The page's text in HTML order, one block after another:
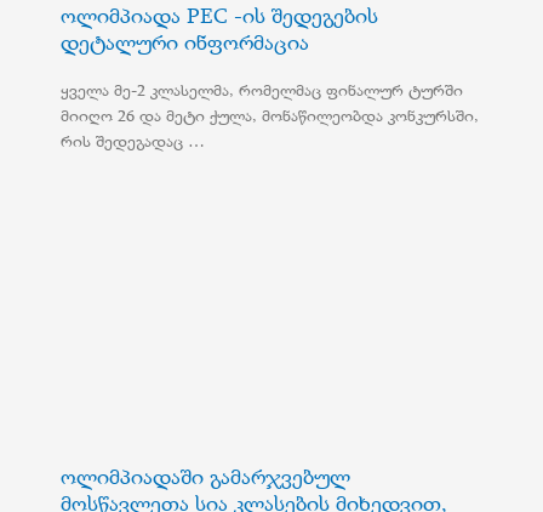
ოლიმპიადა PEC -ის შედეგების
დეტალური ინფორმაცია
ყველა მე-2 კლასელმა, რომელმაც ფინალურ ტურში
მიიღო 26 და მეტი ქულა, მონაწილეობდა კონკურსში,
რის შედეგადაც …
ოლიმპიადაში გამარჯვებულ
მოსწავლეთა სია კლასების მიხედვით,